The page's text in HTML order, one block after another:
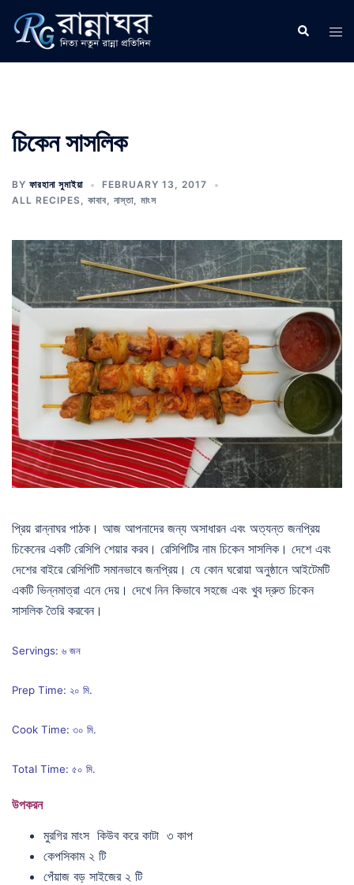
content
Search
চিকেন সাসলিক
BY ফারহানা সুমাইয়া
FEBRUARY 13, 2017
ALL RECIPES, কাবাব, নাস্তা, মাংস
প্রিয় রান্নাঘর পাঠক। আজ আপনাদের জন্য অসাধারন এবং অত্যন্ত জনপ্রিয়
চিকেনের একটি রেসিপি শেয়ার করব। রেসিপিটির নাম চিকেন সাসলিক। দেশে এবং
দেশের বাইরে রেসিপিটি সমানভাবে জনপ্রিয়। যে কোন ঘরোয়া অনুষ্ঠানে আইটেমটি
একটি ভিন্নমাত্রা এনে দেয়। দেখে নিন কিভাবে সহজে এবং খুব দ্রুত চিকেন
সাসলিক তৈরি করবেন।
Servings: ৬ জন
Prep Time: ২০ মি.
Cook Time: ৩০ মি.
Total Time: ৫০ মি.
উপকরন
মুরগির মাংস কিউব করে কাটা ৩ কাপ
কেপসিকাম ২ টি
পেঁয়াজ বড় সাইজের ২ টি